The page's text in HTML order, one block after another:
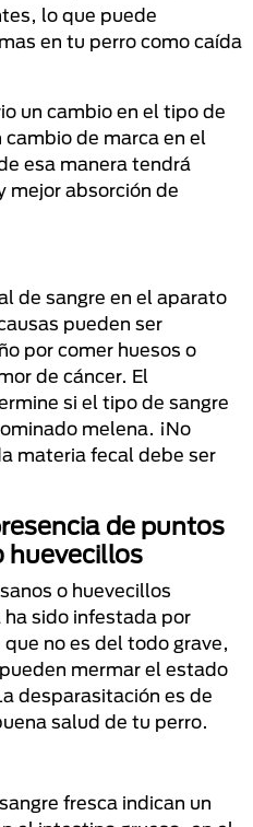
lo que puede
en tu perro como caída
un cambio en el tipo de
de marca en el
esa manera tendrá
mejor absorción de
de sangre en el aparato
pueden ser
por comer huesos o
de cáncer. El
si el tipo de sangre
melena. ¡No
materia fecal debe ser
de puntos
huevecillos
o huevecillos
sido infestada por
no es del todo grave,
mermar el estado
desparasitación es de
salud de tu perro.
fresca indican un